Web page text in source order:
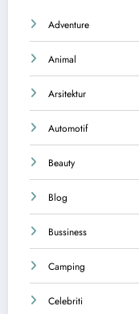
Adventure
Animal
Arsitektur
Automotif
Beauty
Blog
Bussiness
Camping
Celebriti